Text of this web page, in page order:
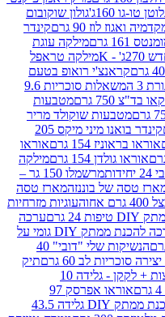
גולון שוקובום
גרם
קינדר
מילקה עוגת
מילקה טראפל
רואופ בטעם
מנורת 3 המשאלות סוכריות 9.6
מטבעות
שוקולד מריר
קינדר בואנו מיני מיקס 205
גרם
אוראו
גרם
מילקה
מרשמלו 150 גר –
בוננזהמארז טסה
עוגיות מזרחיות
ערכה
ערכה להכנת ממתק DIY גומי על
הנשיקות שלי "דובי" 40
60 גרם
תיק
סוכריות קופצות + לקקן - גלידה 10
אוראו אפרסק 97
ערכה להכנת ממתק DIY גלידה 43.5